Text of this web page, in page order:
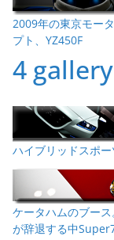
2009年の東京モー
プト、YZ450F
4 gallery
ハイブリッドスポ
ケータハムのブー
が辞退する中